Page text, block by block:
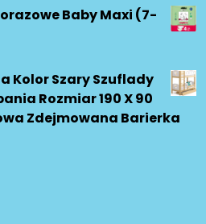
Baby Maxi (7-
Kolor Szary Szuflady
Rozmiar 190 X 90
Zdejmowana Barierka